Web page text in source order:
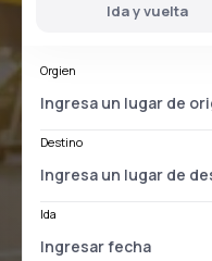
Ida y vuelta
Orgien
Destino
Ida